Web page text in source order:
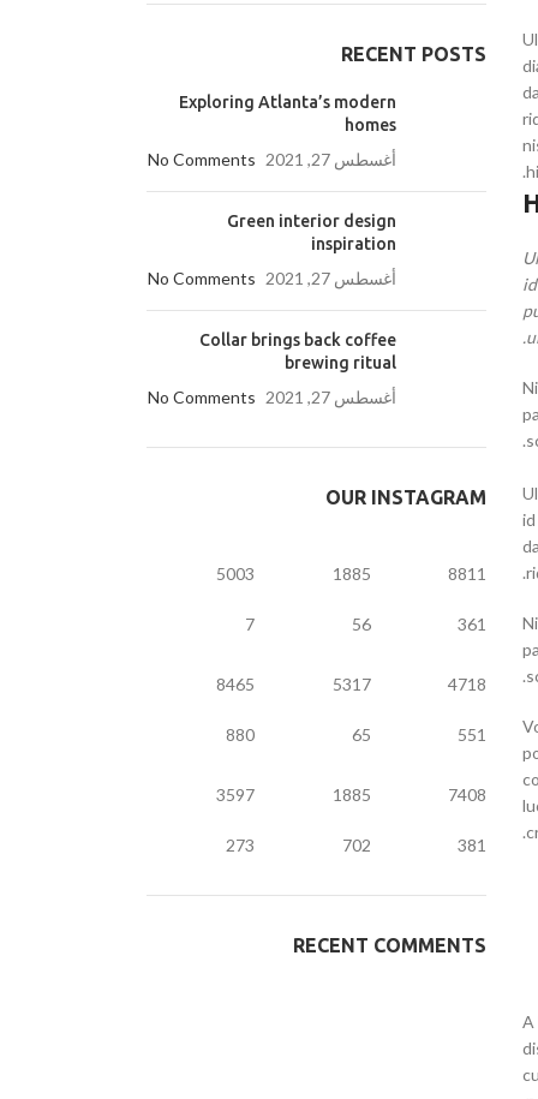
A
RECENT POSTS
Exploring Atlanta’s modern
homes
أغسطس 27, 2021 No Comments
Green interior design
inspiration
أغسطس 27, 2021 No Comments
Collar brings back coffee
brewing ritual
أغسطس 27, 2021 No Comments
OUR INSTAGRAM
8811
361
1885
56
5003
7
4718
551
5317
65
8465
880
7408
381
1885
702
3597
273
RECENT COMMENTS